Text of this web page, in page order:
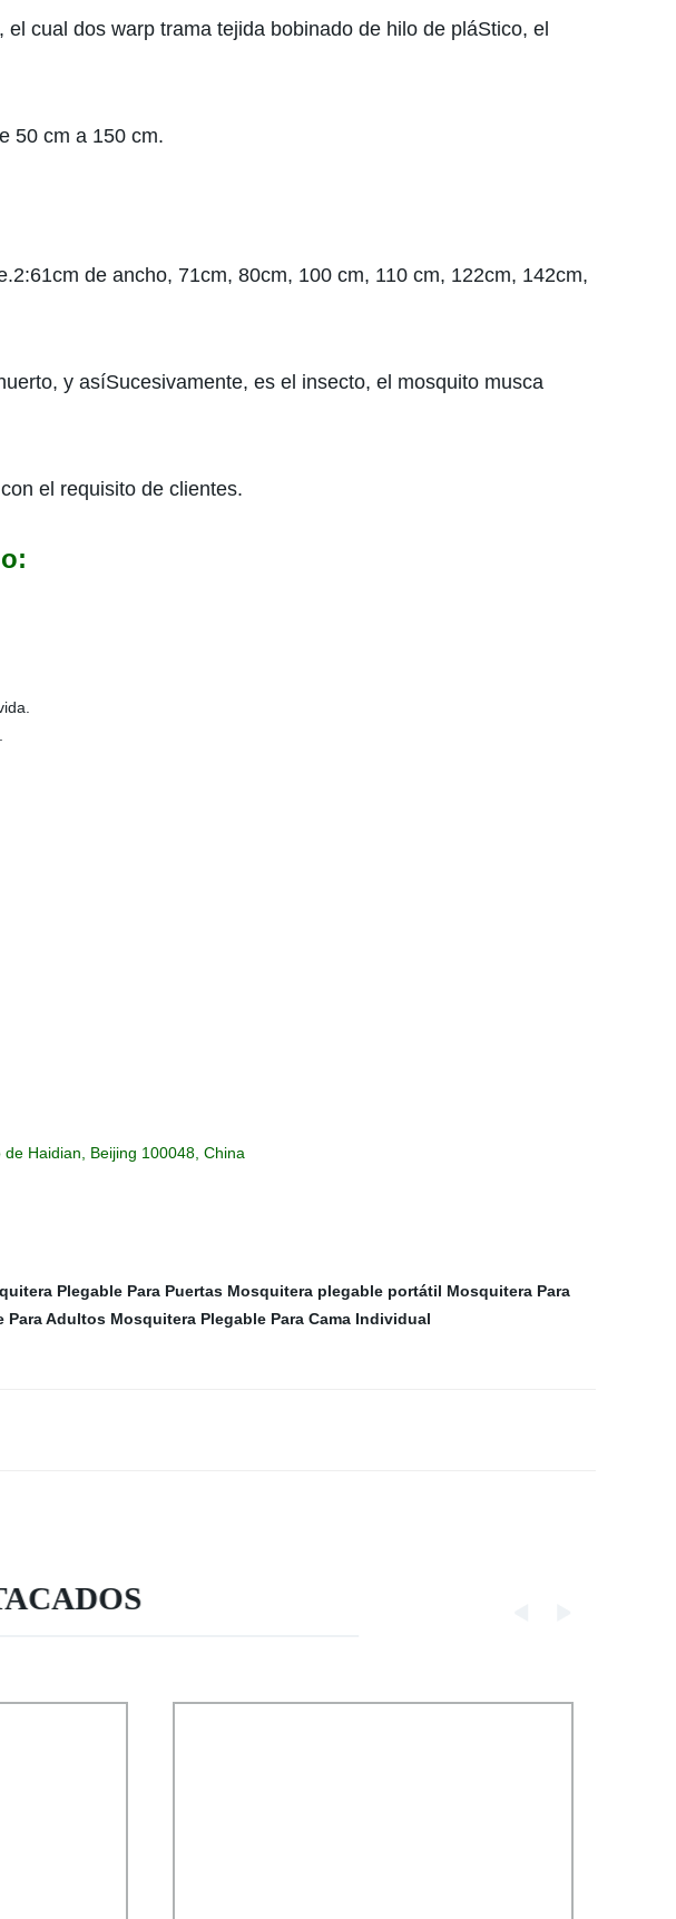
cual dos warp trama tejida bobinado de hilo de pláStico, el
50 cm a 150 cm.
de ancho, 71cm, 80cm, 100 cm, 110 cm, 122cm, 142cm,
y asíSucesivamente, es el insecto, el mosquito musca
el requisito de clientes.
Haidian, Beijing 100048, China
Plegable Para Puertas Mosquitera plegable portátil Mosquitera Para
Para Adultos Mosquitera Plegable Para Cama Individual